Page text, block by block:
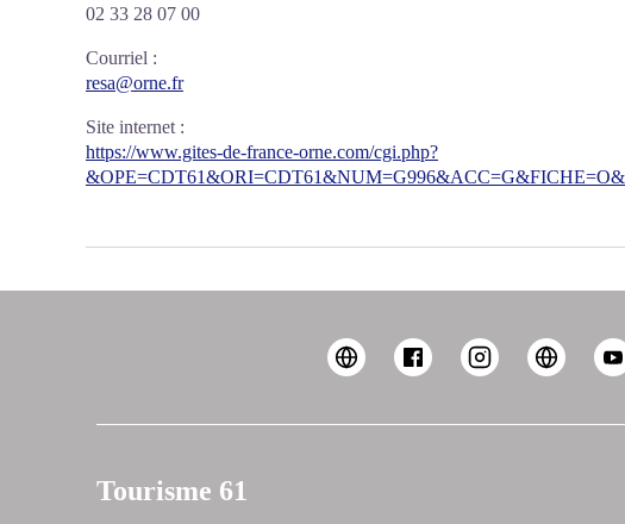
02 33 28 07 00
Courriel :
resa@orne.fr
Site internet :
https://www.gites-de-france-orne.com/cgi.php?
Tourisme 61